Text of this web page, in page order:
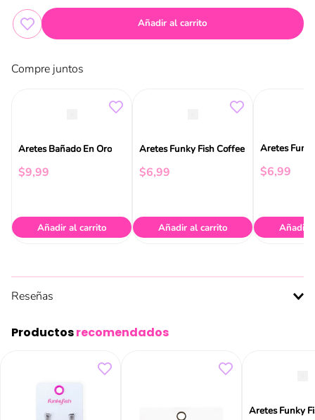
Añadir al carrito
Compre juntos
Aretes Bañado En Oro
$9,99
Añadir al carrito
Aretes Funky Fish Coffee
$6,99
Añadir al carrito
Aretes
$6,99
Añadir
Reseñas
Productosrecomendados
Aretes Funky